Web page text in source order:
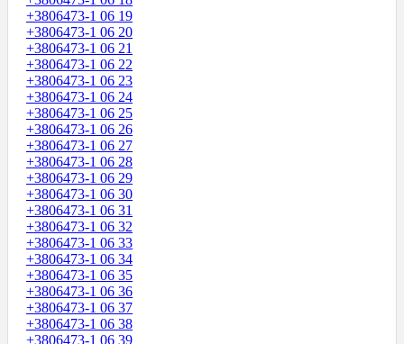
+3806473-1 06 19
+3806473-1 06 20
+3806473-1 06 21
+3806473-1 06 22
+3806473-1 06 23
+3806473-1 06 24
+3806473-1 06 25
+3806473-1 06 26
+3806473-1 06 27
+3806473-1 06 28
+3806473-1 06 29
+3806473-1 06 30
+3806473-1 06 31
+3806473-1 06 32
+3806473-1 06 33
+3806473-1 06 34
+3806473-1 06 35
+3806473-1 06 36
+3806473-1 06 37
+3806473-1 06 38
+3806473-1 06 39